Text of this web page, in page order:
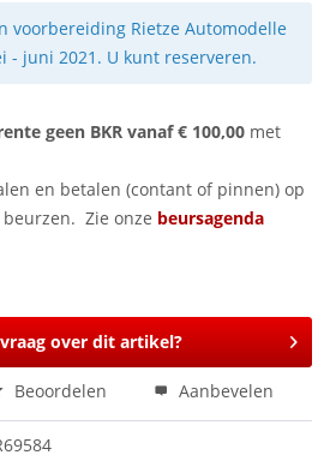
voorbereiding Rietze Automodelle
- juni 2021. U kunt reserveren.
geen BKR vanaf € 100,00 met
en betalen (contant of pinnen) op
Zie onze beursagenda
over dit artikel?
Beoordelen Aanbevelen